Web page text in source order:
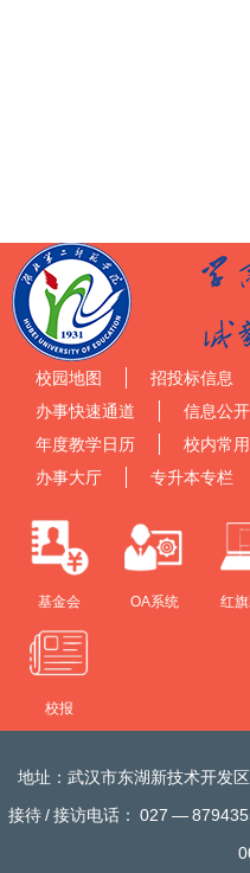
校园地图 招投标信息
办事快速通道
信息公开
年度教学日历
校内常
办事大厅
专升本专栏
基金会 OA系统 红
校报
地址：武汉市东湖新技术开发
接待/接访电话： 027 —